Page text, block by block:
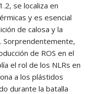
se localiza en
y es esencial
de calosa y la
Sorprendentemente,
de ROS en el
el rol de los NLRs en
a los plástidos
durante la batalla